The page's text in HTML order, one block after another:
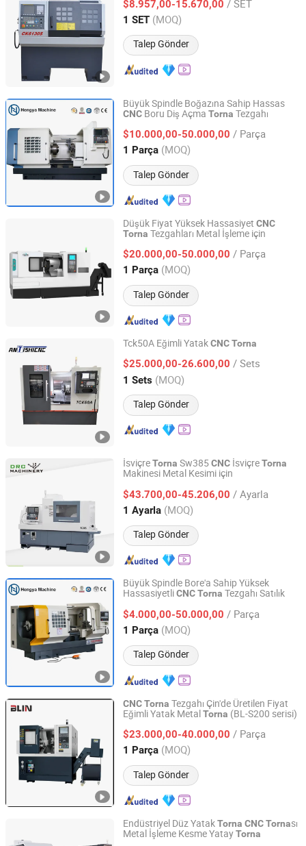
$8.957,00-15.670,00 / SET
1 SET (MOQ)
Talep Gönder
Zhejiang, China Fiyat 2014
Büyük Spindle Boğazına Sahip Hassas
CNC Boru Diş Açma Torna Tezgahı
$10.000,00-50.000,00 / Parça
1 Parça (MOQ)
Talep Gönder
Shandong Hengya Machine Tool Manufacturing Co., Ltd.
Shandong, China Fiyat 2016
Düşük Fiyat Yüksek Hassasiyet CNC
Torna Tezgahları Metal İşleme için
$20.000,00-50.000,00 / Parça
1 Parça (MOQ)
Talep Gönder
Fukeda Intelligent Equipment (Zhejiang) Co., Ltd
Zhejiang, China Fiyat 2025
Tck50A Eğimli YatakCNCTorna
$25.000,00-26.600,00 / Sets
1 Sets (MOQ)
Talep Gönder
Shanghai Ants Machine Equipment Co., Ltd.
Shanghai, China Fiyat 2023
İsviçreTorna Sw385CNC İsviçreTorna
Makinesi Metal Kesimi için
$43.700,00-45.206,00 / Ayarla
1 Ayarla (MOQ)
Talep Gönder
Dalian R&C Machinery Co., Ltd.
Liaoning, China Fiyat 2022
Büyük Spindle Bore'a Sahip Yüksek
HassasiyetliCNCTorna Tezgahı Satılık
$4.000,00-50.000,00 / Parça
1 Parça (MOQ)
Talep Gönder
Shandong Hengya Machine Tool Manufacturing Co., Ltd.
Shandong, China Fiyat 2016
CNCTorna Tezgahı Çin'de Üretilen Fiyat
Eğimli Yatak MetalTorna (BL-S200 serisi)
$23.000,00-40.000,00 / Parça
1 Parça (MOQ)
Talep Gönder
Ningbo Blin Machinery Co., Ltd.
Zhejiang, China Fiyat 2012
Endüstriyel Düz YatakTorna CNCTornası
Metal İşleme Kesme YatayTorna
Zhengzhou Timeway Machine Tool Co., Ltd.